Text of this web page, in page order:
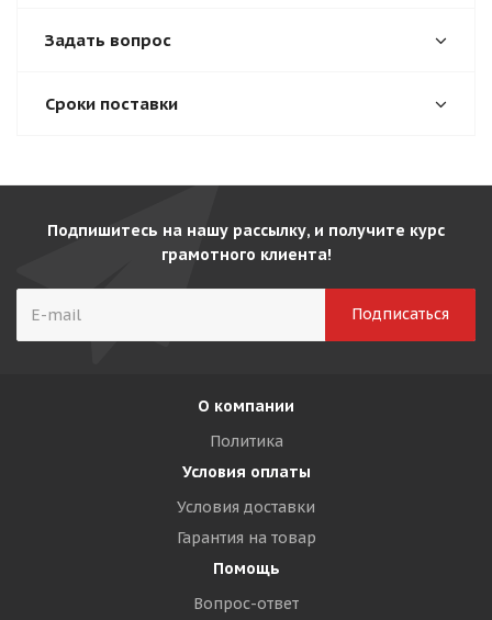
Задать вопрос
Сроки поставки
Подпишитесь на нашу рассылку, и получите курс
грамотного клиента!
О компании
Политика
Условия оплаты
Условия доставки
Гарантия на товар
Помощь
Вопрос-ответ